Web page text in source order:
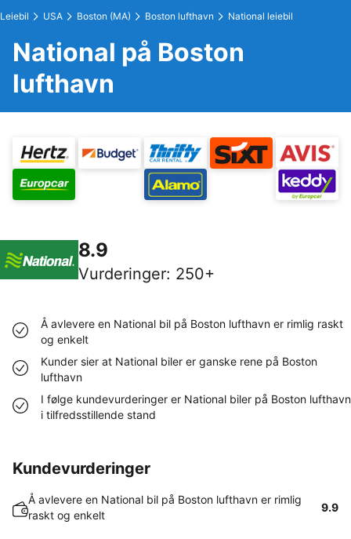
Leiebil USA Boston (MA) Boston lufthavn National leiebil
National på Boston
lufthavn
8.9
Vurderinger: 250+
Å avlevere en National bil på Boston lufthavn er rimlig raskt
og enkelt
Kunder sier at National biler er ganske rene på Boston
lufthavn
I følge kundevurderinger er National biler på Boston lufthavn
i tilfredsstillende stand
Kundevurderinger
Å avlevere en National bil på Boston lufthavn er rimlig
raskt og enkelt
9.9